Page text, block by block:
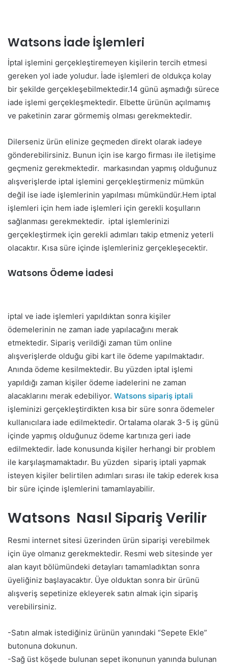
Watsons İade İşlemleri
İptal işlemini gerçekleştiremeyen kişilerin tercih etmesi
gereken yol iade yoludur. İade işlemleri de oldukça kolay
bir şekilde gerçekleşebilmektedir.14 günü aşmadığı sürece
iade işlemi gerçekleşmektedir. Elbette ürünün açılmamış
ve paketinin zarar görmemiş olması gerekmektedir.
Dilerseniz ürün elinize geçmeden direkt olarak iadeye
gönderebilirsiniz. Bunun için ise kargo firması ile iletişime
geçmeniz gerekmektedir. markasından yapmış olduğunuz
alışverişlerde iptal işlemini gerçekleştirmeniz mümkün
değil ise iade işlemlerinin yapılması mümkündür.Hem iptal
işlemleri için hem iade işlemleri için gerekli koşulların
sağlanması gerekmektedir. iptal işlemlerinizi
gerçekleştirmek için gerekli adımları takip etmeniz yeterli
olacaktır. Kısa süre içinde işlemleriniz gerçekleşecektir.
Watsons Ödeme İadesi
iptal ve iade işlemleri yapıldıktan sonra kişiler
ödemelerinin ne zaman iade yapılacağını merak
etmektedir. Sipariş verildiği zaman tüm online
alışverişlerde olduğu gibi kart ile ödeme yapılmaktadır.
Anında ödeme kesilmektedir. Bu yüzden iptal işlemi
yapıldığı zaman kişiler ödeme iadelerini ne zaman
alacaklarını merak edebiliyor. Watsons sipariş iptali
işleminizi gerçekleştirdikten kısa bir süre sonra ödemeler
kullanıcılara iade edilmektedir. Ortalama olarak 3-5 iş günü
içinde yapmış olduğunuz ödeme kartınıza geri iade
edilmektedir. İade konusunda kişiler herhangi bir problem
ile karşılaşmamaktadır. Bu yüzden sipariş iptali yapmak
isteyen kişiler belirtilen adımları sırası ile takip ederek kısa
bir süre içinde işlemlerini tamamlayabilir.
Watsons Nasıl Sipariş Verilir
Resmi internet sitesi üzerinden ürün siparişi verebilmek
için üye olmanız gerekmektedir. Resmi web sitesinde yer
alan kayıt bölümündeki detayları tamamladıktan sonra
üyeliğiniz başlayacaktır. Üye olduktan sonra bir ürünü
alışveriş sepetinize ekleyerek satın almak için sipariş
verebilirsiniz.
-Satın almak istediğiniz ürünün yanındaki “Sepete Ekle”
butonuna dokunun.
-Sağ üst köşede bulunan sepet ikonunun yanında bulunan